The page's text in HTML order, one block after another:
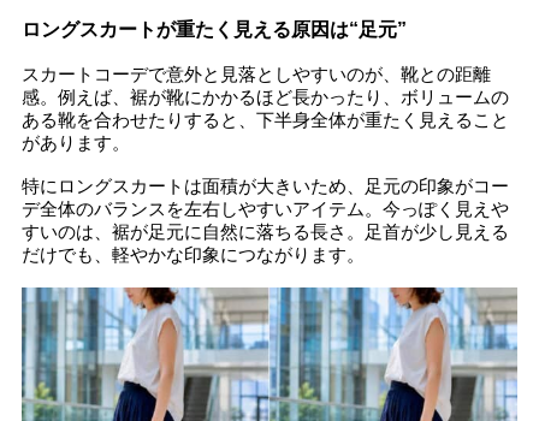
ロングスカートが重たく見える原因は“足元”
スカートコーデで意外と見落としやすいのが、靴との距離
感。例えば、裾が靴にかかるほど長かったり、ボリュームの
ある靴を合わせたりすると、下半身全体が重たく見えること
があります。
特にロングスカートは面積が大きいため、足元の印象がコー
デ全体のバランスを左右しやすいアイテム。今っぽく見えや
すいのは、裾が足元に自然に落ちる長さ。足首が少し見える
だけでも、軽やかな印象につながります。